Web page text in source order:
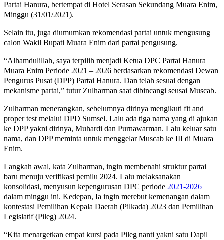
Partai Hanura, bertempat di Hotel Serasan Sekundang Muara Enim,
Minggu (31/01/2021).
Selain itu, juga diumumkan rekomendasi partai untuk mengusung
calon Wakil Bupati Muara Enim dari partai pengusung.
“Alhamdulillah, saya terpilih menjadi Ketua DPC Partai Hanura
Muara Enim Periode 2021 – 2026 berdasarkan rekomendasi Dewan
Pengurus Pusat (DPP) Partai Hanura. Dan telah sesuai dengan
mekanisme partai,” tutur Zulharman saat dibincangi seusai Muscab.
Zulharman menerangkan, sebelumnya dirinya mengikuti fit and
proper test melalui DPD Sumsel. Lalu ada tiga nama yang di ajukan
ke DPP yakni dirinya, Muhardi dan Purnawarman. Lalu keluar satu
nama, dan DPP meminta untuk menggelar Muscab ke III di Muara
Enim.
Langkah awal, kata Zulharman, ingin membenahi struktur partai
baru menuju verifikasi pemilu 2024. Lalu melaksanakan
konsolidasi, menyusun kepengurusan DPC periode 2021-2026
dalam minggu ini. Kedepan, Ia ingin merebut kemenangan dalam
kontestasi Pemilihan Kepala Daerah (Pilkada) 2023 dan Pemilihan
Legislatif (Pileg) 2024.
“Kita menargetkan empat kursi pada Pileg nanti yakni satu Dapil